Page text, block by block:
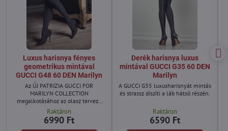
Luxus harisnya fényes
geometrikus mintával
GUCCI G48 60 DEN Marilyn
Az ÚJ PATRIZIA GUCCI FOR
MARILYN COLLECTION
megalkotásához az olasz tervező
saját kedvenc stílusa inspirálta.
Raktáron
6990 Ft
Derék harisnya luxus
mintával GUCCI G35 60 DEN
Marilyn
A GUCCI G35 luxusharisnyát mintás
és strassz díszíti a láb hátsó részén.
Raktáron
6590 Ft